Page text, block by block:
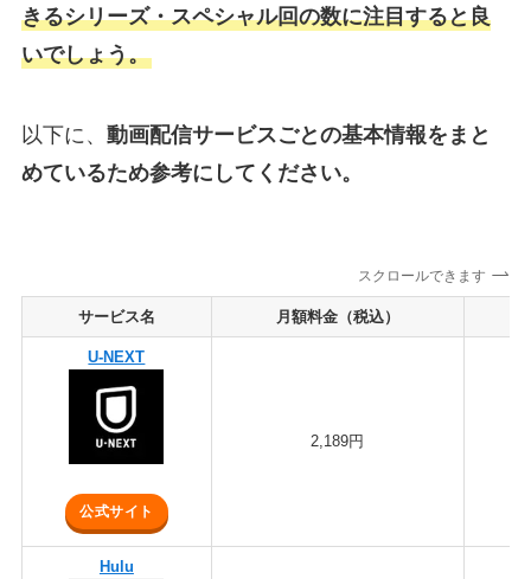
きるシリーズ・スペシャル回の数に注目すると良
いでしょう。
以下に、 動画配信サービスごとの基本情報をまと
めているため参考にしてください。
スクロールできます
サービス名 月額料金（税込）
U-NEXT
公式サイト
2,189円
Hulu